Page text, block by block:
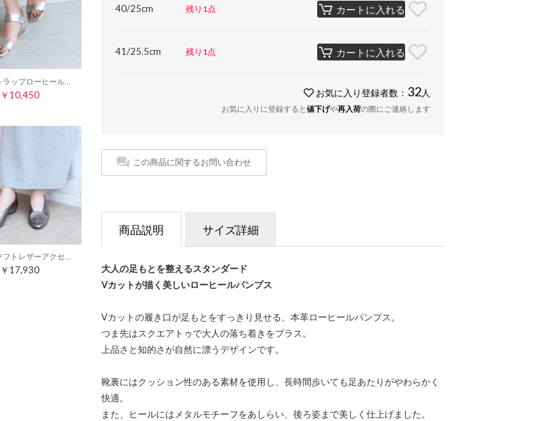
￥10,450
￥17,930
40/25cm 残り1点 カートに入れる
41/25.5cm 残り1点 カートに入れる
お気に入り登録者数： 32 人
お気に入りに登録すると値下げや再入荷の際にご連絡します
この商品に関するお問い合わせ
商品説明 サイズ詳細
大人の足もとを整えるスタンダード
Vカットが描く美しいローヒールパンプス
Vカットの履き口が足もとをすっきり見せる、本革ローヒールパンプス。
つま先はスクエアトゥで大人の落ち着きをプラス。
上品さと知的さが自然に漂うデザインです。
靴裏にはクッション性のある素材を使用し、長時間歩いても足あたりがやわらかく
快適。
また、ヒールにはメタルモチーフをあしらい、後ろ姿まで美しく仕上げました。